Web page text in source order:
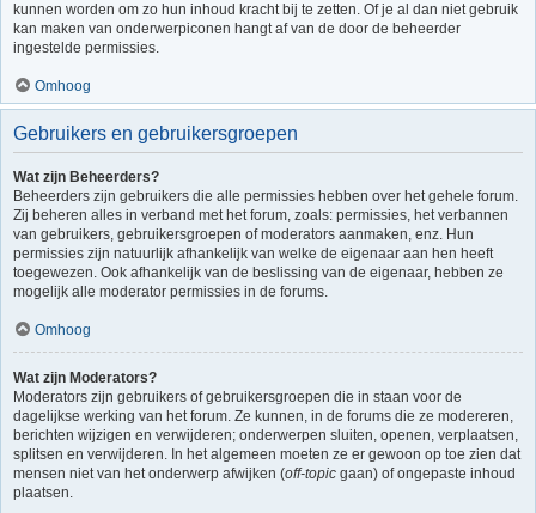
kunnen worden om zo hun inhoud kracht bij te zetten. Of je al dan niet gebruik
kan maken van onderwerpiconen hangt af van de door de beheerder
ingestelde permissies.
Omhoog
Gebruikers en gebruikersgroepen
Wat zijn Beheerders?
Beheerders zijn gebruikers die alle permissies hebben over het gehele forum.
Zij beheren alles in verband met het forum, zoals: permissies, het verbannen
van gebruikers, gebruikersgroepen of moderators aanmaken, enz. Hun
permissies zijn natuurlijk afhankelijk van welke de eigenaar aan hen heeft
toegewezen. Ook afhankelijk van de beslissing van de eigenaar, hebben ze
mogelijk alle moderator permissies in de forums.
Omhoog
Wat zijn Moderators?
Moderators zijn gebruikers of gebruikersgroepen die in staan voor de
dagelijkse werking van het forum. Ze kunnen, in de forums die ze modereren,
berichten wijzigen en verwijderen; onderwerpen sluiten, openen, verplaatsen,
splitsen en verwijderen. In het algemeen moeten ze er gewoon op toe zien dat
mensen niet van het onderwerp afwijken (off-topic gaan) of ongepaste inhoud
plaatsen.